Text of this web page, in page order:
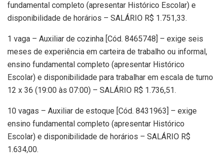
fundamental completo (apresentar Histórico Escolar) e
disponibilidade de horários – SALÁRIO R$ 1.751,33.
1 vaga – Auxiliar de cozinha [Cód. 8465748] – exige seis
meses de experiência em carteira de trabalho ou informal,
ensino fundamental completo (apresentar Histórico
Escolar) e disponibilidade para trabalhar em escala de turno
12 x 36 (19:00 às 07:00) – SALÁRIO R$ 1.736,51.
10 vagas – Auxiliar de estoque [Cód. 8431963] – exige
ensino fundamental completo (apresentar Histórico
Escolar) e disponibilidade de horários – SALÁRIO R$
1.634,00.